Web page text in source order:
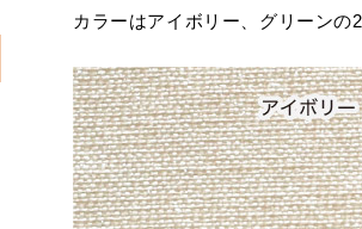
カラーはアイボリー、グリーンの2